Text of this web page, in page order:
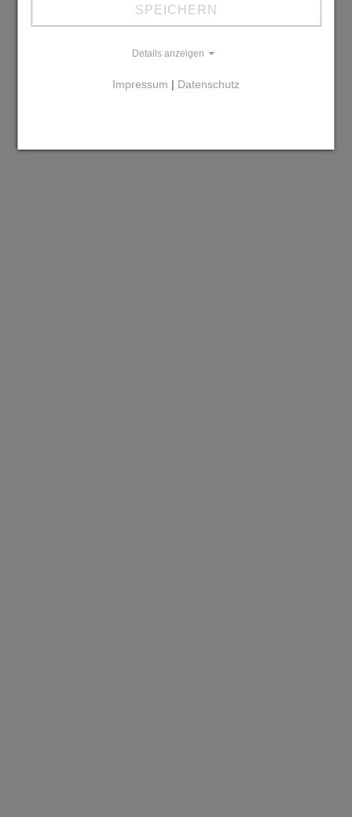
SPEICHERN
Details anzeigen
Impressum | Datenschutz